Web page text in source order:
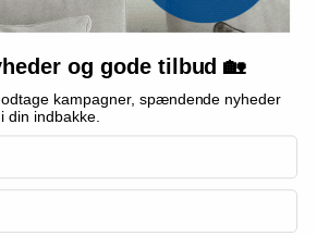
3
TV gulvstativ One For All WM
og gode tilbud 🏡
kampagner, spændende nyheder
din indbakke.